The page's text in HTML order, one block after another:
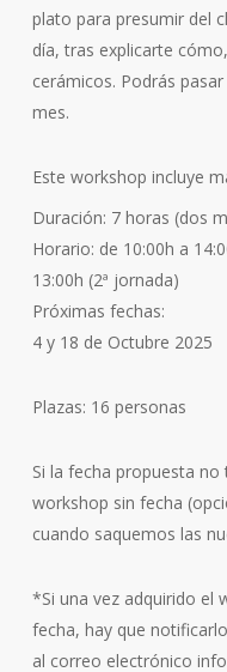
plato para presumir del
día, tras explicarte
cerámicos. Podrás
mes.
Este workshop incluye
Duración: 7 horas (dos
Horario: de 10:00h a
13:00h (2ª jornada)
Próximas fechas:
4 y 18 de Octubre 2025
Plazas: 16 personas
Si la fecha propuesta
workshop sin fecha
cuando saquemos las
*Si una vez adquirido el
fecha, hay que
al correo electrónico